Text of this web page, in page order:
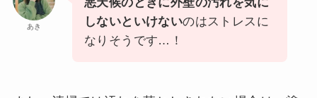
あき
しないといけないのはストレスに
なりそうです…！